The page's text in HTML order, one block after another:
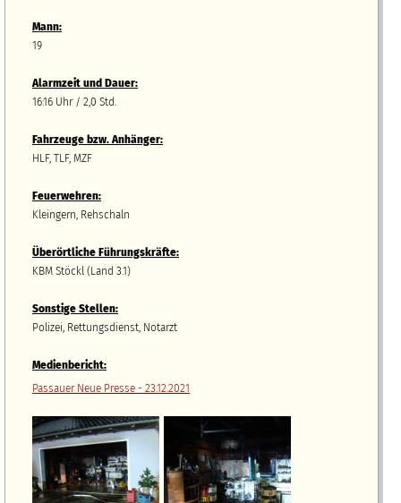
Mann:
19
Alarmzeit und Dauer:
16:16 Uhr / 2,0 Std.
Fahrzeuge bzw.Anhänger:
HLF, TLF, MZF
Feuerwehren:
Kleingern, Rehschaln
Überörtliche Führungskräfte:
KBM Stöckl (Land 3.1)
Sonstige Stellen:
Polizei, Rettungsdienst, Notarzt
Medienbericht:
Passauer Neue Presse - 23.12.2021